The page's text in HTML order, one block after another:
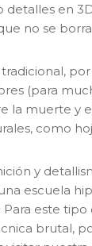
detalles en
no se
(para
la muerte y
como
y
escuela
Para este
brutal,